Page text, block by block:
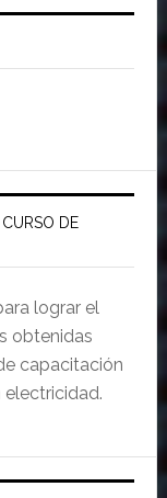
DE
lograr el
obtenidas
capacitación
electricidad.